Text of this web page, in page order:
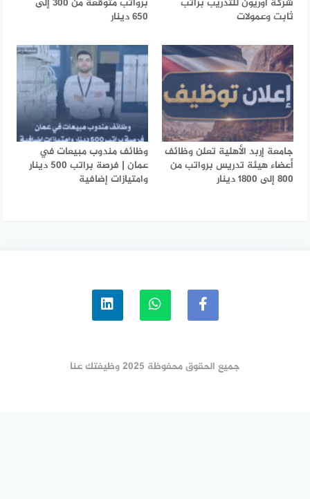
شركة أوريون للتدريب براتب
ثابت وعمولات
برواتب متوقعة من 300 إلى
650 دينار
جامعة إربد الأهلية تعلن وظائف
أعضاء هيئة تدريس برواتب من
800 إلى 1800 دينار
وظائف مندوب مبيعات في
عمان | فرصة براتب 500 دينار
وامتيازات إضافية
جميع الحقوق محفوظة 2025 وظيفتك عنا